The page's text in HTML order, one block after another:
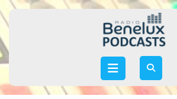
Skip
to
Open